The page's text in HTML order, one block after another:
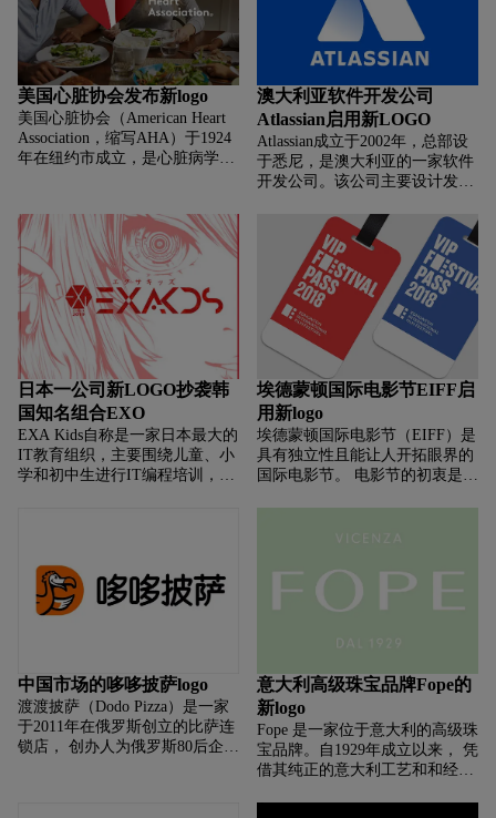
美国心脏协会发布新logo
美国心脏协会（American Heart
Association，缩写AHA）于1924
年在纽约市成立，是心脏病学领
供相关继续教育、流行病学年度
报告
澳大利亚软件开发公司
Atlassian启用新LOGO
Atlassian成立于2002年，总部设
于悉尼，是澳大利亚的一家软件
开发公司。该公司主要设计发布
的企业软件。 其中比较知名的包
括JIRA（错误跟踪软件）、
日本一公司新LOGO抄袭韩
国知名组合EXO
EXA Kids自称是一家日本最大的
IT教育组织，主要围绕儿童、小
学和初中生进行IT编程培训，为
埃德蒙顿国际电影节EIFF启
用新logo
埃德蒙顿国际电影节（EIFF）是
具有独立性且能让人开拓眼界的
国际电影节。 电影节的初衷是为
对世界的认知办法。 该电
中国市场的哆哆披萨logo
渡渡披萨（Dodo Pizza）是一家
于2011年在俄罗斯创立的比萨连
锁店， 创办人为俄罗斯80后企业
意大利高级珠宝品牌Fope的
新logo
Fope 是一家位于意大利的高级珠
宝品牌。自1929年成立以来， 凭
借其纯正的意大利工艺和和经典